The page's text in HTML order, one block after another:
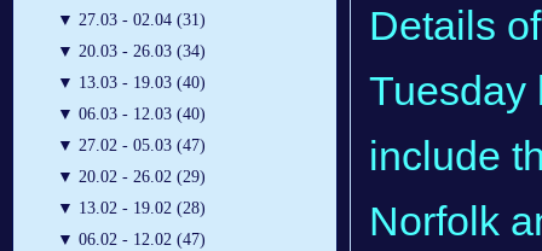
▼ 27.03 - 02.04 (31)
▼ 20.03 - 26.03 (34)
▼ 13.03 - 19.03 (40)
▼ 06.03 - 12.03 (40)
▼ 27.02 - 05.03 (47)
▼ 20.02 - 26.02 (29)
▼ 13.02 - 19.02 (28)
▼ 06.02 - 12.02 (47)
Details
Tuesday
include
Norfolk